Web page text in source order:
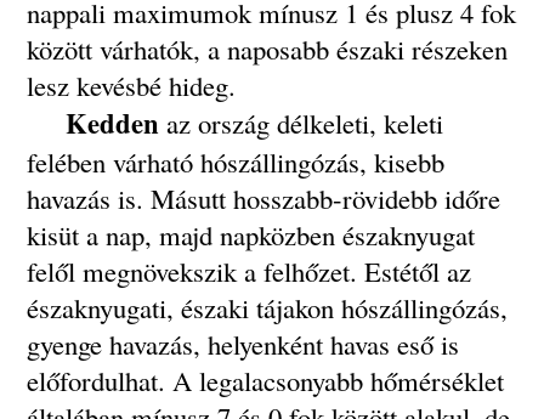
nappali maximumok mínusz 1 és plusz 4 fok
között várhatók, a naposabb északi részeken
lesz kevésbé hideg.
Kedden az ország délkeleti, keleti
felében várható hószállingózás, kisebb
havazás is. Másutt hosszabb-rövidebb időre
kisüt a nap, majd napközben északnyugat
felől megnövekszik a felhőzet. Estétől az
északnyugati, északi tájakon hószállingózás,
gyenge havazás, helyenként havas eső is
előfordulhat. A legalacsonyabb hőmérséklet